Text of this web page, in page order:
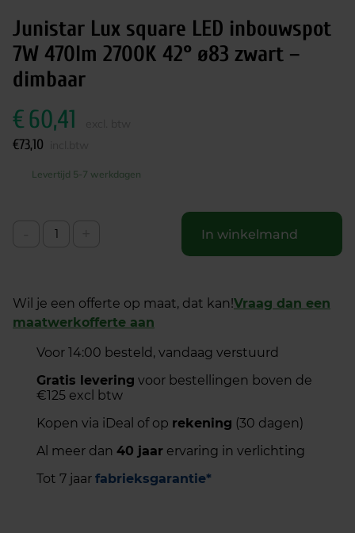
Junistar Lux square LED inbouwspot
7W 470lm 2700K 42° ø83 zwart –
dimbaar
€60,41
€73,10
Levertijd 5-7 werkdagen
In winkelmand
Wil je een offerte op maat, dat kan!Vraag dan een
maatwerkofferte aan
Voor 14:00 besteld, vandaag verstuurd
Gratis levering voor bestellingen boven de
€125 excl btw
Kopen via iDeal of op rekening (30 dagen)
Al meer dan 40 jaar ervaring in verlichting
Tot 7 jaar fabrieksgarantie*